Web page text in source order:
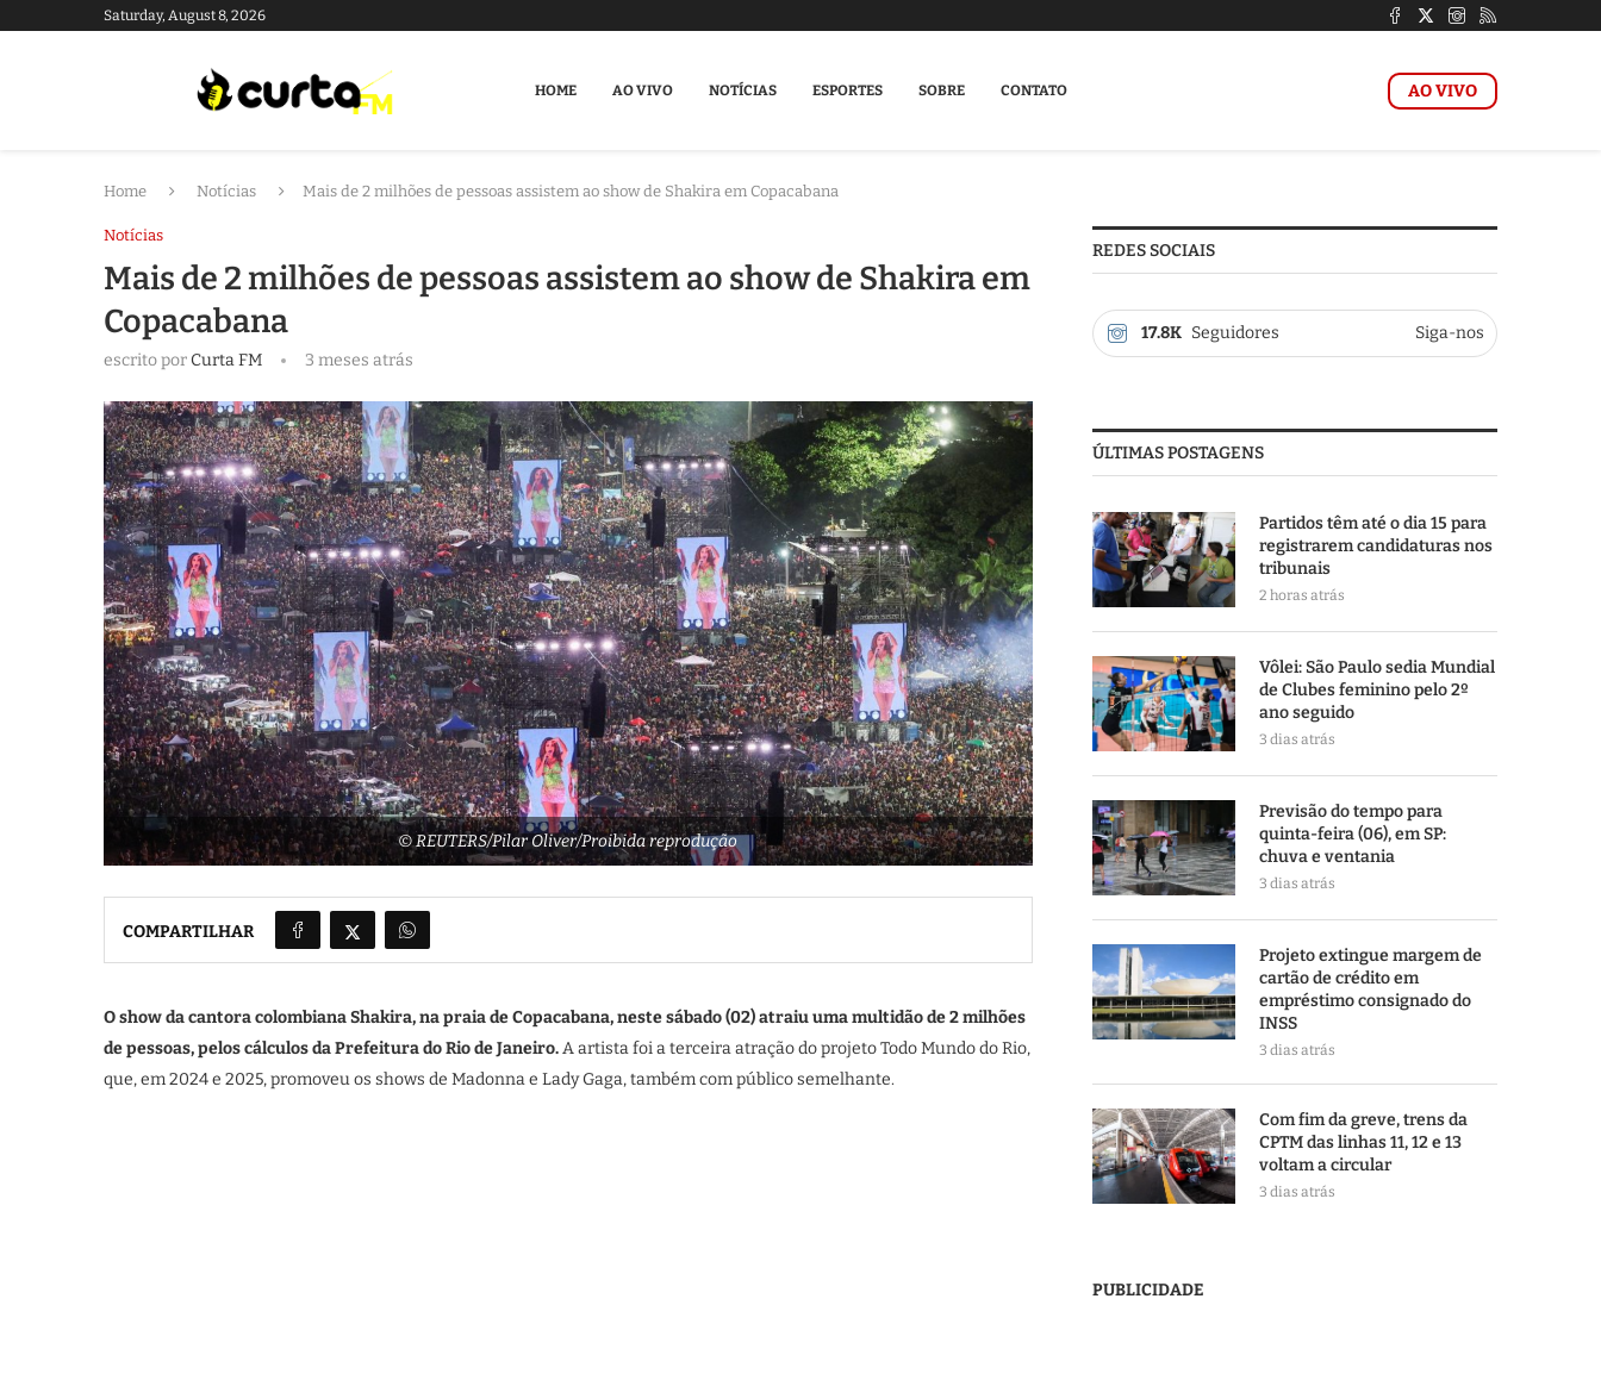
Saturday, August 8, 2026
HOME AO VIVO NOTÍCIAS ESPORTES SOBRE CONTATO AO VIVO
Home Notícias Mais de 2 milhões de pessoas assistem ao show de Shakira em Copacabana
Notícias
Mais de 2 milhões de pessoas assistem ao show de Shakira em
Copacabana
escrito porCurta FM 3 meses atrás
© REUTERS/Pilar Oliver/Proibida reprodução
COMPARTILHAR
O show da cantora colombiana Shakira, na praia de Copacabana, neste sábado (02) atraiu uma multidão de 2 milhões
de pessoas, pelos cálculos da Prefeitura do Rio de Janeiro.A artista foi a terceira atração do projeto Todo Mundo do Rio,
que, em 2024 e 2025, promoveu os shows de Madonna e Lady Gaga, também com público semelhante.
REDES SOCIAIS
17.8K Seguidores Siga-nos
ÚLTIMAS POSTAGENS
Partidos têm até o dia 15 para
registrarem candidaturas nos
tribunais
2 horas atrás
Vôlei: São Paulo sedia Mundial
de Clubes feminino pelo 2º
ano seguido
3 dias atrás
Previsão do tempo para
quinta-feira (06), em SP:
chuva e ventania
3 dias atrás
Projeto extingue margem de
cartão de crédito em
empréstimo consignado do
INSS
3 dias atrás
Com fim da greve, trens da
CPTM das linhas 11, 12 e 13
voltam a circular
3 dias atrás
PUBLICIDADE